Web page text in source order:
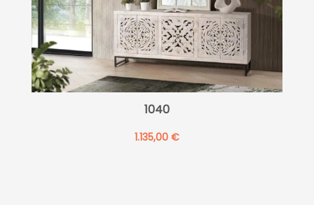
1040
1.135,00 €